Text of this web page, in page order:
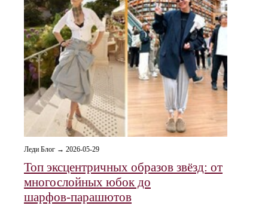
Леди Блог → 2026-05-29
Топ эксцентричных образов звёзд: от
многослойных юбок до
шарфов‑парашютов